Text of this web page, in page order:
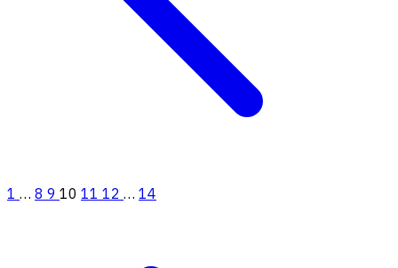
1 … 8 9 10 11 12 … 14